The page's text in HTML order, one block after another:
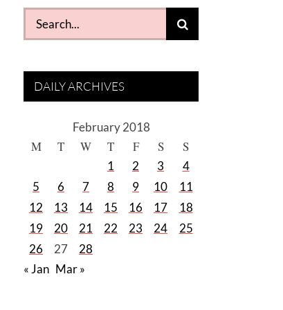
Search
for:
DAILY ARCHIVES
February 2018
M T W T F S S
1 2 3
4
5
6 7 8 9 10
11
12
13 14 15 16 17
18
19
20 21 22 23 24
25
26
27
28
« Jan Mar »